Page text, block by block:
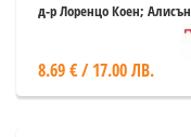
д-р Лоренцо Коен; Алисън
8.69 € / 17.00 ЛВ.